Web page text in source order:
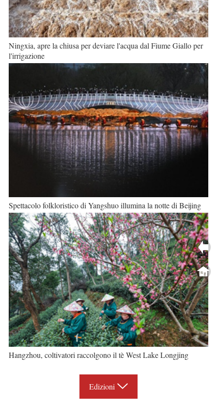
Ningxia, apre la chiusa per deviare l'acqua dal Fiume Giallo per
l'irrigazione
Spettacolo folkloristico di Yangshuo illumina la notte di Beijing
Hangzhou, coltivatori raccolgono il tè West Lake Longjing
Edizioni